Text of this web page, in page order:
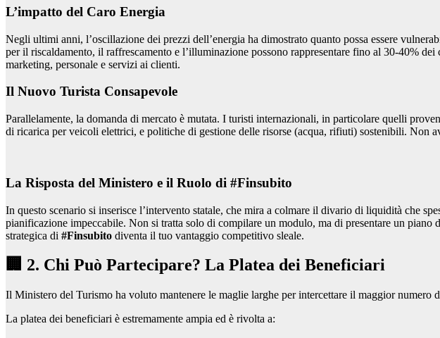
L’impatto del Caro Energia
Negli ultimi anni, l’oscillazione dei prezzi dell’energia ha dimostrato quanto possa essere
per il riscaldamento, il raffrescamento e l’illuminazione possono rappresentare fino al 30-40%
marketing, personale e servizi ai clienti.
Il Nuovo Turista Consapevole
Parallelamente, la domanda di mercato è mutata. I turisti internazionali, in particolare quelli
di ricarica per veicoli elettrici, e politiche di gestione delle risorse (acqua, rifiuti) sostenibili. Non
La Risposta del Ministero e il Ruolo di #Finsubito
In questo scenario si inserisce l’intervento statale, che mira a colmare il divario di liquidità che
pianificazione impeccabile. Non si tratta solo di compilare un modulo, ma di presentare un
strategica di #Finsubito diventa il tuo vantaggio competitivo sleale.
🏢 2. Chi Può Partecipare? La Platea dei Beneficiari
Il Ministero del Turismo ha voluto mantenere le maglie larghe per intercettare il maggior
La platea dei beneficiari è estremamente ampia ed è rivolta a: